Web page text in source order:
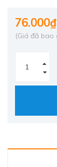
76.000₫
(Giá đã bao